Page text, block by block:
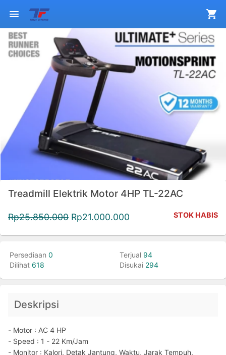
Treadmill Elektrik Motor 4HP TL-22AC
Rp25.850.000 Rp21.000.000 STOK HABIS
Persediaan 0 Terjual 94
Dilihat 618 Disukai 294
Deskripsi
- Motor : AC 4 HP
- Speed : 1 - 22 Km/Jam
- Monitor : Kalori, Detak Jantung, Waktu, Jarak Tempuh,